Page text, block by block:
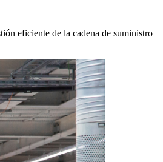
eficiente de la cadena de suministro